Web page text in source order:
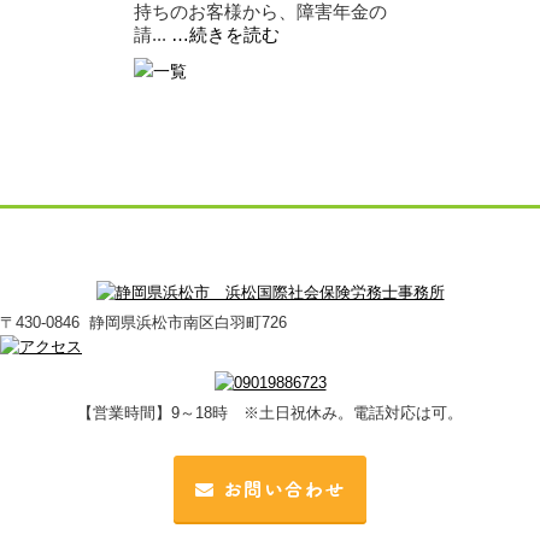
持ちのお客様から、障害年金の
請... …続きを読む
〒430-0846 静岡県浜松市南区白羽町726
【営業時間】9～18時 ※土日祝休み。電話対応は可。